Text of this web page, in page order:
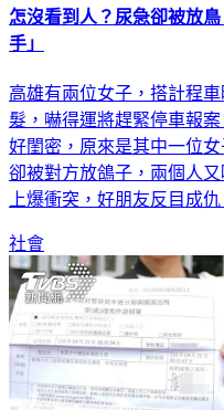
怎沒看到人？尿急卻被放
手」
高雄有兩位女子，搭計程
髮，嚇得運將趕緊停車報
好閨密，原來是其中一位
卻被對方放鴿子，兩個人
上爆衝突，好朋友反目成
社會